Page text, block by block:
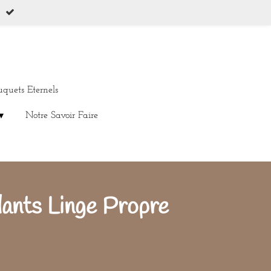
Eternels
Notre Savoir Faire
Linge Propre